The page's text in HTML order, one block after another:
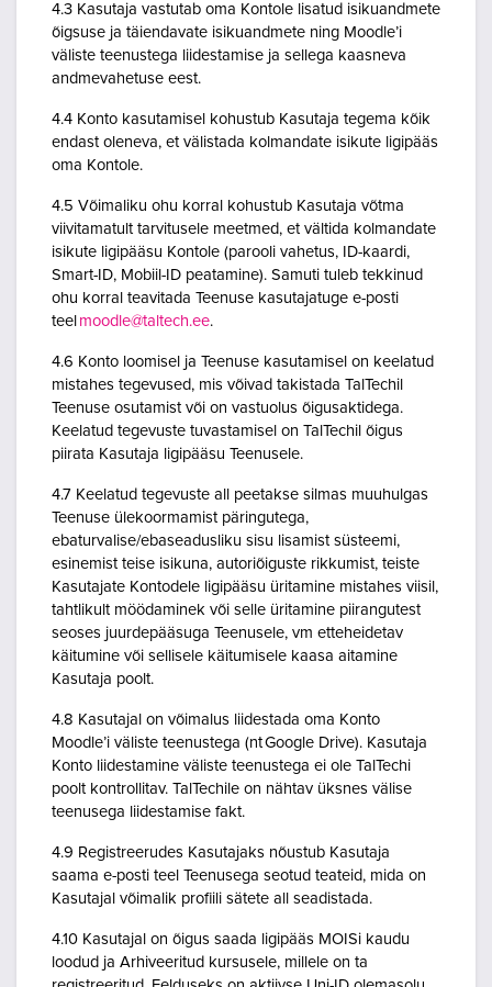
4.3 Kasutaja vastutab oma Kontole lisatud isikuandmete
õigsuse ja täiendavate isikuandmete ning Moodle’i
väliste teenustega liidestamise ja sellega kaasneva
andmevahetuse eest.
4.4 Konto kasutamisel kohustub Kasutaja tegema kõik
endast oleneva, et välistada kolmandate isikute ligipääs
oma Kontole.
4.5 Võimaliku ohu korral kohustub Kasutaja võtma
viivitamatult tarvitusele meetmed, et vältida kolmandate
isikute ligipääsu Kontole (parooli vahetus, ID-kaardi,
Smart-ID, Mobiil-ID peatamine). Samuti tuleb tekkinud
ohu korral teavitada Teenuse kasutajatuge e-posti
teel moodle@taltech.ee.
4.6 Konto loomisel ja Teenuse kasutamisel on keelatud
mistahes tegevused, mis võivad takistada TalTechil
Teenuse osutamist või on vastuolus õigusaktidega.
Keelatud tegevuste tuvastamisel on TalTechil õigus
piirata Kasutaja ligipääsu Teenusele.
4.7 Keelatud tegevuste all peetakse silmas muuhulgas
Teenuse ülekoormamist päringutega,
ebaturvalise/ebaseadusliku sisu lisamist süsteemi,
esinemist teise isikuna, autoriõiguste rikkumist, teiste
Kasutajate Kontodele ligipääsu üritamine mistahes viisil,
tahtlikult möödaminek või selle üritamine piirangutest
seoses juurdepääsuga Teenusele, vm etteheidetav
käitumine või sellisele käitumisele kaasa aitamine
Kasutaja poolt.
4.8 Kasutajal on võimalus liidestada oma Konto
Moodle’i väliste teenustega (nt Google Drive). Kasutaja
Konto liidestamine väliste teenustega ei ole TalTechi
poolt kontrollitav. TalTechile on nähtav üksnes välise
teenusega liidestamise fakt.
4.9 Registreerudes Kasutajaks nõustub Kasutaja
saama e-posti teel Teenusega seotud teateid, mida on
Kasutajal võimalik profiili sätete all seadistada.
4.10 Kasutajal on õigus saada ligipääs MOISi kaudu
loodud ja Arhiveeritud kursusele, millele on ta